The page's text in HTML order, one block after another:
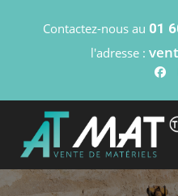
Contactez-nous au 01
l'adresse :